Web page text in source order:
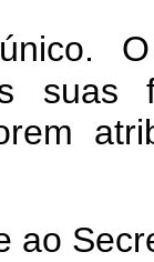
ao